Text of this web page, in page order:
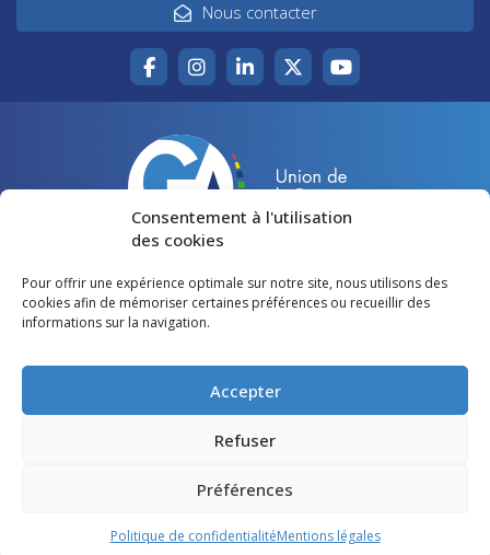
Consentement à l'utilisation
des cookies
Pour offrir une expérience optimale sur notre site, nous utilisons des
cookies afin de mémoriser certaines préférences ou recueillir des
informations sur la navigation.
Accepter
Refuser
Préférences
Politique de confidentialitéMentions légales
Nous contacter
Accueil
Votre canton
Lire et voir
Agir pour la Gironde
Restons en contact
©Gironde Avenir- Tous droits réservés
Mentions légales